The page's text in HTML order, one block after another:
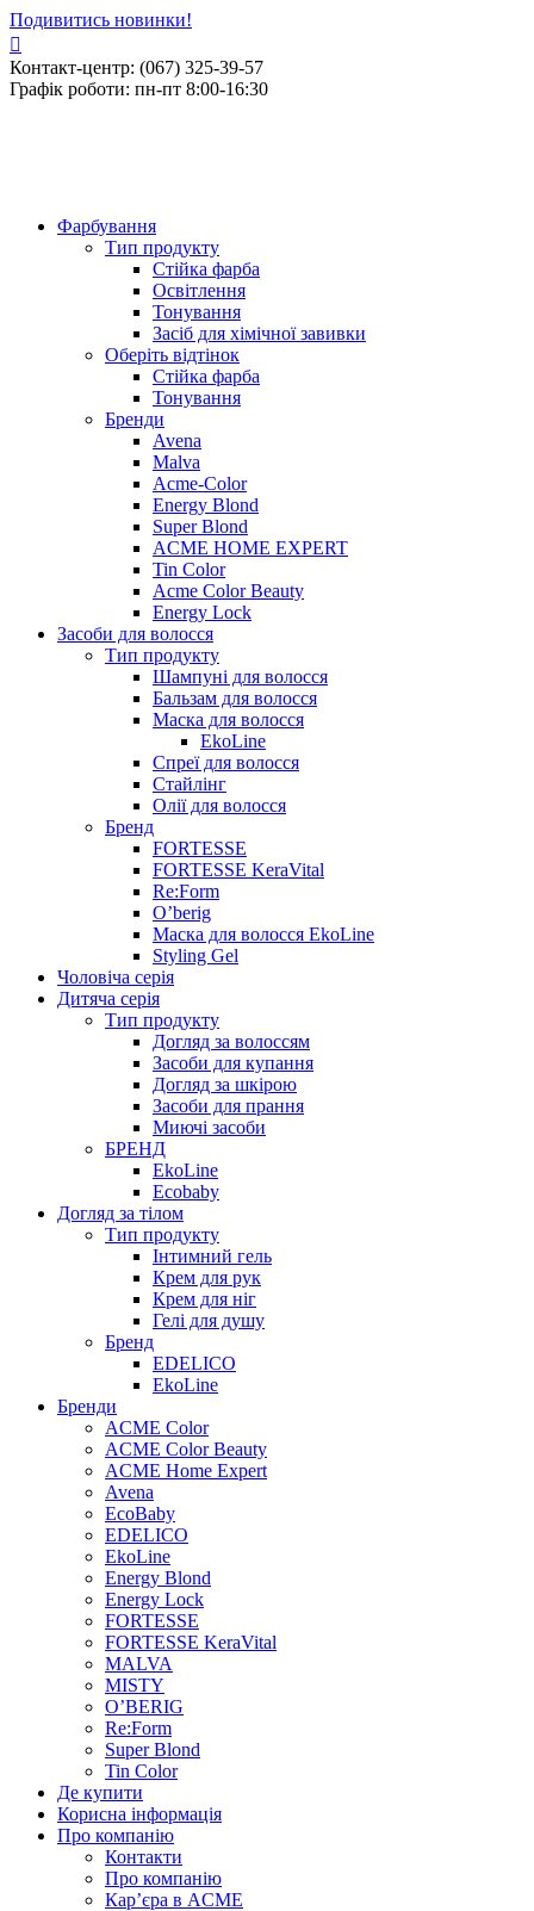
Подивитись новинки!
Контакт-центр: (067) 325-39-57
Графік роботи: пн-пт 8:00-16:30
Фарбування
Тип продукту
Стійка фарба
Освітлення
Тонування
Засіб для хімічної завивки
Оберіть відтінок
Стійка фарба
Тонування
Бренди
Avena
Malva
Acme-Color
Energy Blond
Super Blond
ACME HOME EXPERT
Tin Color
Acme Color Beauty
Energy Lock
Засоби для волосся
Тип продукту
Шампуні для волосся
Бальзам для волосся
Маска для волосся
EkoLine
Спреї для волосся
Стайлінг
Олії для волосся
Бренд
FORTESSE
FORTESSE KeraVital
Re:Form
O’berig
Маска для волосся EkoLine
Styling Gel
Чоловіча серія
Дитяча серія
Тип продукту
Догляд за волоссям
Засоби для купання
Догляд за шкірою
Засоби для прання
Миючі засоби
БРЕНД
EkoLine
Ecobaby
Догляд за тілом
Тип продукту
Інтимний гель
Крем для рук
Крем для ніг
Гелі для душу
Бренд
EDELICO
EkoLine
Бренди
ACME Color
ACME Color Beauty
ACME Home Expert
Avena
EcoBaby
EDELICO
EkoLine
Energy Blond
Energy Lock
FORTESSE
FORTESSE KeraVital
MALVA
MISTY
O’BERIG
Re:Form
Super Blond
Tin Color
Де купити
Корисна інформація
Про компанію
Контакти
Про компанію
Кар’єра в ACME